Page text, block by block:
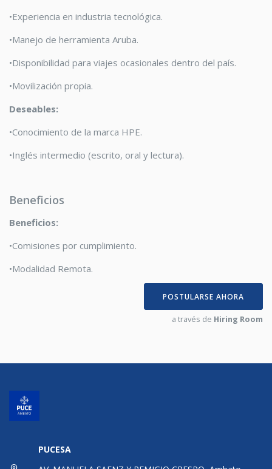
•Experiencia en industria tecnológica.
•Manejo de herramienta Aruba.
•Disponibilidad para viajes ocasionales dentro del país.
•Movilización propia.
Deseables:
•Conocimiento de la marca HPE.
•Inglés intermedio (escrito, oral y lectura).
Beneficios
Beneficios:
•Comisiones por cumplimiento.
•Modalidad Remota.
POSTULARSE AHORA
a través de Hiring Room
PUCESA